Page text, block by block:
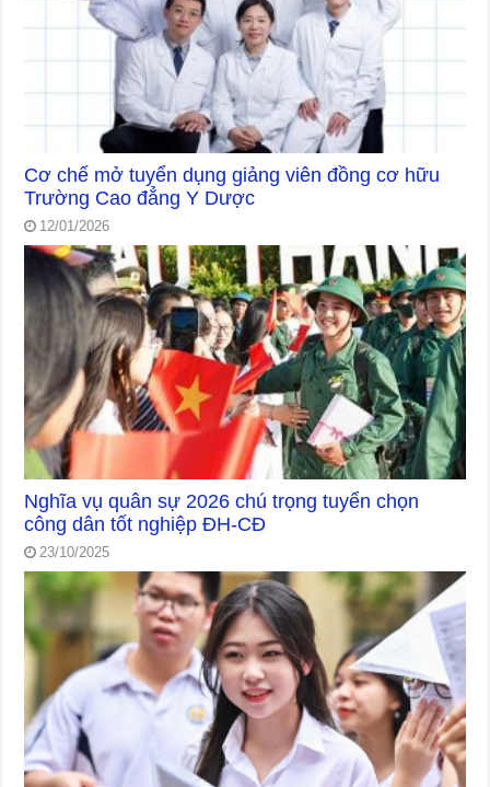
Cơ chế mở tuyển dụng giảng viên đồng cơ hữu
Trường Cao đẳng Y Dược
12/01/2026
Nghĩa vụ quân sự 2026 chú trọng tuyển chọn
công dân tốt nghiệp ĐH-CĐ
23/10/2025